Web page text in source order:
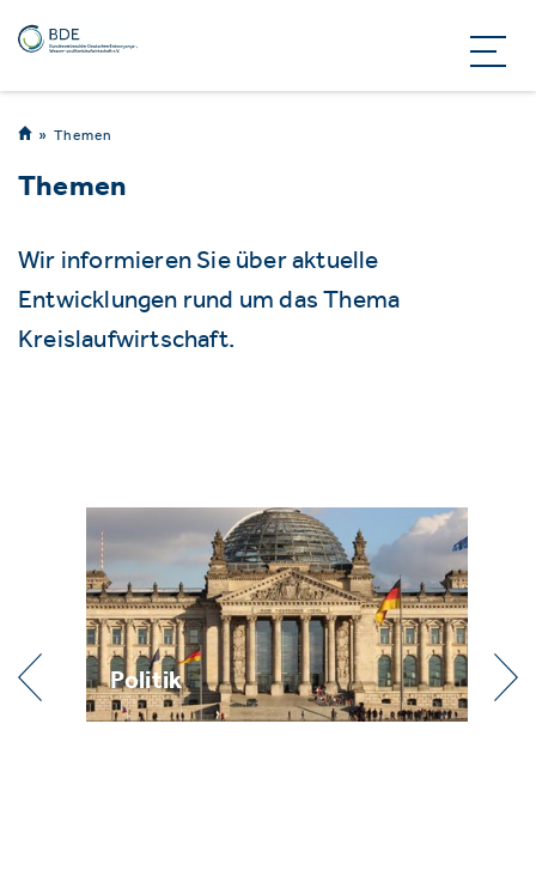
Themen
Themen
Wir informieren Sie über aktuelle
Entwicklungen rund um das Thema
Kreislaufwirtschaft.
Politik